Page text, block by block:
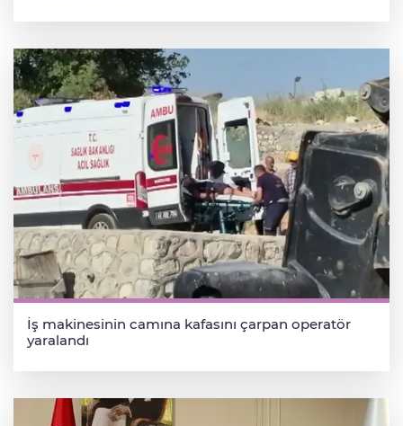
İş makinesinin camına kafasını çarpan operatör
yaralandı